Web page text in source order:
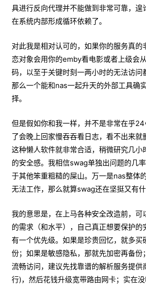
具进行反向代理并不能做到非常可靠，遑
在系统内部形成循环依赖了。
对此我是相对认可的，如果你的服务真的
恋对象会用你的emby看电影或者上级会
码，以至于关键时刻一两小时的无法访问
那么一个能和nas一起升天的外部工具确
择。
但是假如你和我一样，并不是非常在乎
了会晚上回家慢吞吞看日志，看不出来就
这种懒人软件就非常合适，稍微研究几小
的安全感。我相信swag单独出问题的几
于其他笨重粗糙的屎山。万一是nas整体
无法工作，那么就算swag还在坚挺又有
我的意思是，在上马各种安全改造前，可
的需求（和水平），自己真正想要保护的
有一个优先级。如果是珍贵回忆，就多买
份；如果是敏感隐私，那就先加密再备份
流畅访问，建议先找靠谱的解析服务提
行)，然后花钱升级宽带路由网卡；实在